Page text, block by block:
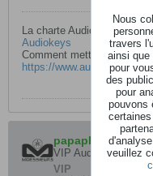
La charte Audiokeys :
Audiokeys
Comment mettre un avatar :
https://www.audiokeys.net/
papaphoenix
VIP AudioKeys
VIP
Nous
travers
ainsi que
pour
des
pour
pouvons
veuillez